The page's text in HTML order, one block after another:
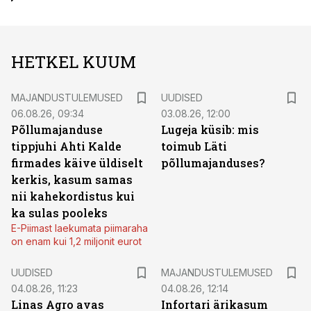
HETKEL KUUM
MAJANDUSTULEMUSED
06.08.26, 09:34
Põllumajanduse
tippjuhi Ahti Kalde
firmades käive üldiselt
kerkis, kasum samas
nii kahekordistus kui
ka sulas pooleks
E-Piimast laekumata piimaraha
on enam kui 1,2 miljonit eurot
UUDISED
03.08.26, 12:00
Lugeja küsib: mis
toimub Läti
põllumajanduses?
UUDISED
04.08.26, 11:23
Linas Agro avas
MAJANDUSTULEMUSED
04.08.26, 12:14
Infortari ärikasum